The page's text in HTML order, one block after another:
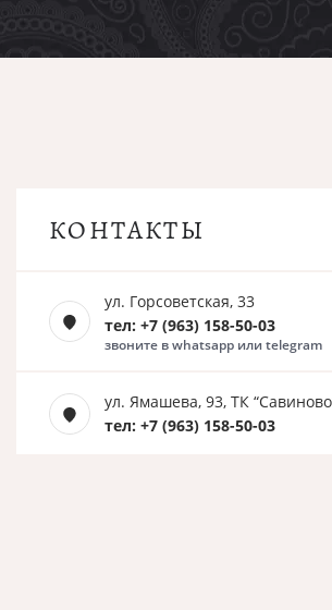
КОНТАКТЫ
ул. Горсоветская, 33
тел: +7 (963) 158-50-03
звоните в whatsapp или telegram
ул. Ямашева, 93, ТК
тел: +7 (963) 158-50-03